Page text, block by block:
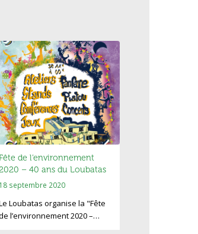
de l’environnement
– 40 ans du Loubatas
18 septembre 2020
Loubatas organise la "Fête
l’environnement 2020 –…